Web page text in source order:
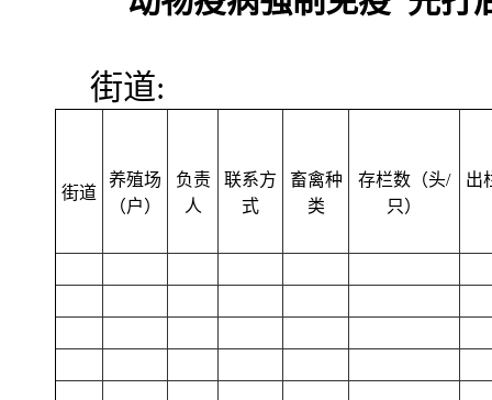
街道: 汇
街道
养殖场
（户）
负责
人
联系方
式
畜禽种
类
存栏数（头/
只）
出